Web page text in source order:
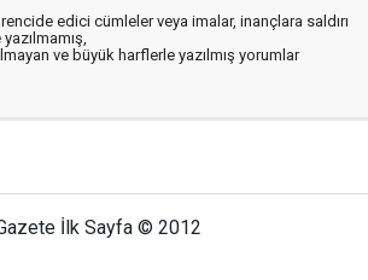
edici cümleler veya imalar, inançlara saldırı
ve büyük harflerle yazılmış yorumlar
İlk Sayfa © 2012